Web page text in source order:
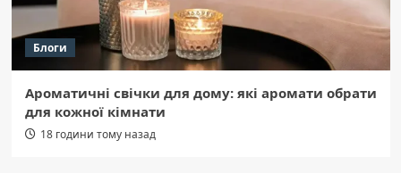
Блоги
Ароматичні свічки для дому: які аромати обрати
для кожної кімнати
18 години тому назад